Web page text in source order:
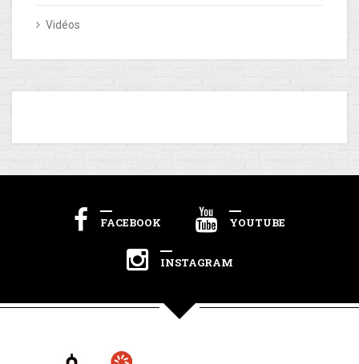
Vidéos
FACEBOOK YOUTUBE
INSTAGRAM